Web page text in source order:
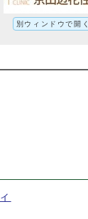
別ウィンドウで開く